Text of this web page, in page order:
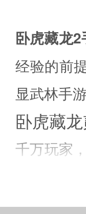
卧虎藏龙
经验的前
显武林手
卧虎藏
千万玩家
场景，
武侠